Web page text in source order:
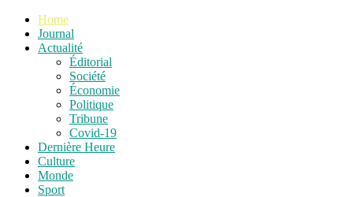
Home
Journal
Actualité
Éditorial
Société
Économie
Politique
Tribune
Covid-19
Dernière Heure
Culture
Monde
Sport